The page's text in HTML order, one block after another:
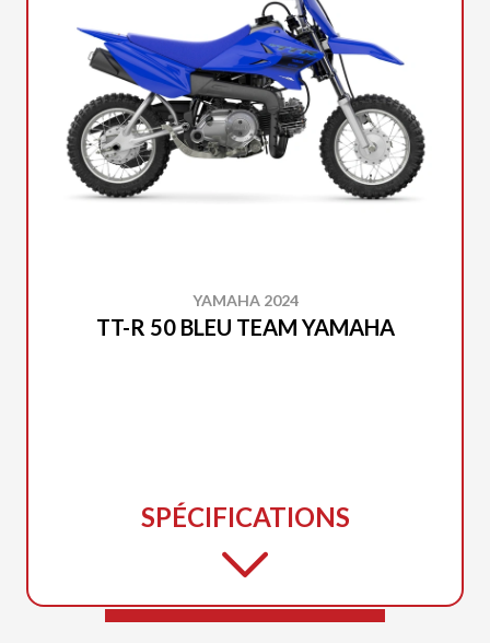
YAMAHA 2024
TT-R 50 BLEU TEAM YAMAHA
SPÉCIFICATIONS